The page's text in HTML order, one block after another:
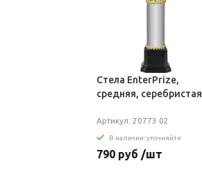
Стела EnterPrize,
средняя, серебристая
Артикул: 20773.02
В наличии: уточняйте
790 руб /шт